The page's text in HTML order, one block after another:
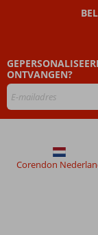
na
hun
verblijf
in
By
ONTVANGEN?
Corendon